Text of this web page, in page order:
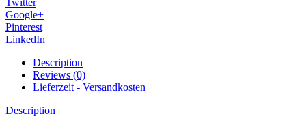
2.0m
-
(aufgebaut)
-
Komplettset
quantity
Google+
Pinterest
LinkedIn
Description
Reviews (0)
Lieferzeit - Versandkosten
Description